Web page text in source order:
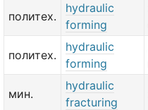
политех.
hydraulic
forming
политех.
hydraulic
forming
мин.
hydraulic
fracturing